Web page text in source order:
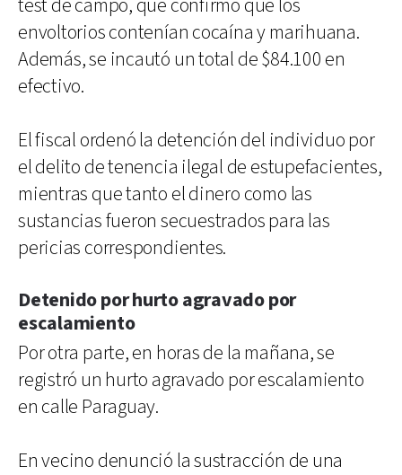
test de campo, que confirmó que los
envoltorios contenían cocaína y marihuana.
Además, se incautó un total de $84.100 en
efectivo.
El fiscal ordenó la detención del individuo por
el delito de tenencia ilegal de estupefacientes,
mientras que tanto el dinero como las
sustancias fueron secuestrados para las
pericias correspondientes.
Detenido por hurto agravado por
escalamiento
Por otra parte, en horas de la mañana, se
registró un hurto agravado por escalamiento
en calle Paraguay.
En vecino denunció la sustracción de una